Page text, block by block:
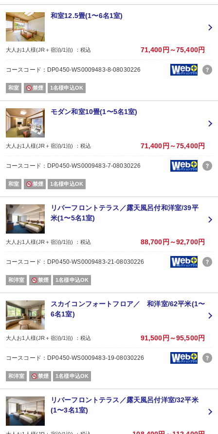
＜レストランの入店時間について＞
・ご到着順でご夕食時間の開始時間を振り分けさせていただいております。
・早いお時間や遅いお時間ご希望の方はお手数ですがホテルまでご連絡くださ
※ご希望に添えない場合がございますが、ご理解とご協力の程よろしくお願い
＜＜渓流露天風呂＞＞
滝ノ湯川の間近までせり出した湯船は、自然と一体化したダイナミックな入浴
＜＜庭園大浴場＞＞
「巌の湯」では、ダイナミックな滝を全身で感じることができ
「湧泉」では、森の香りを全身で感じることができる、開放感あふれる大浴場
スカイコンフォートフロア・リバーフロントテラスは11時までとなります。
上記以外のお部屋は10時までとなります。
ご予約は大人2名様以上でお申込みください。
※3歳～小学生未満のお子様は【幼児：食事あり・布団あり】でご予約ください
※0～2歳のお子様は【幼児：食事・布団なし】でご予約ください。
尚、施設使用料・レストラン利用料として2,200円（税込）をいただいており
※茅野駅からの送迎を希望される場合、前日の17時までにホテルに連絡して予
和室12.5畳(1〜6名1室)
大人お1人様(JR＋宿泊/1泊) ：税込 71,400円～75,400円
コースコード：DP0450-WS0009483-8-08030226
和室 禁煙 1名様申込OK
モダン和室10畳(1〜5名1室)
大人お1人様(JR＋宿泊/1泊) ：税込 71,400円～75,400円
コースコード：DP0450-WS0009483-7-08030226
和室 禁煙 1名様申込OK
リバーフロントテラス／露天風呂付和洋室/39平
米(1〜5名1室)
大人お1人様(JR＋宿泊/1泊) ：税込 88,700円～92,700円
コースコード：DP0450-WS0009483-21-08030226
和洋室 禁煙 1名様申込OK
スカイコンフォートフロア／ 和洋室/62平米(1〜
6名1室)
大人お1人様(JR＋宿泊/1泊) ：税込 91,500円～95,500円
コースコード：DP0450-WS0009483-19-08030226
和洋室 禁煙 1名様申込OK
リバーフロントテラス／露天風呂付洋室/32平米
(1〜3名1室)